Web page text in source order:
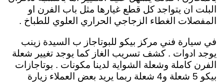
البلت ان يتواجد كل قطع غيارها مثل باب الفرن او
المفصلات الغطاء الزجاجي الحراري العلوي للطباخ .
في سيارة فني مركز بيكو للبوتاجاز ب السيدة زينب
يوجد ادوات . كشف تسريب الغاز كما يوجد تغيير شعلة
الفرن كاملة وشعلة الشواية لدينا مكونات . بوتاجازات
بيكو 5 شعلة و4 شعلة ربما يريد بعض العملاء زيارة